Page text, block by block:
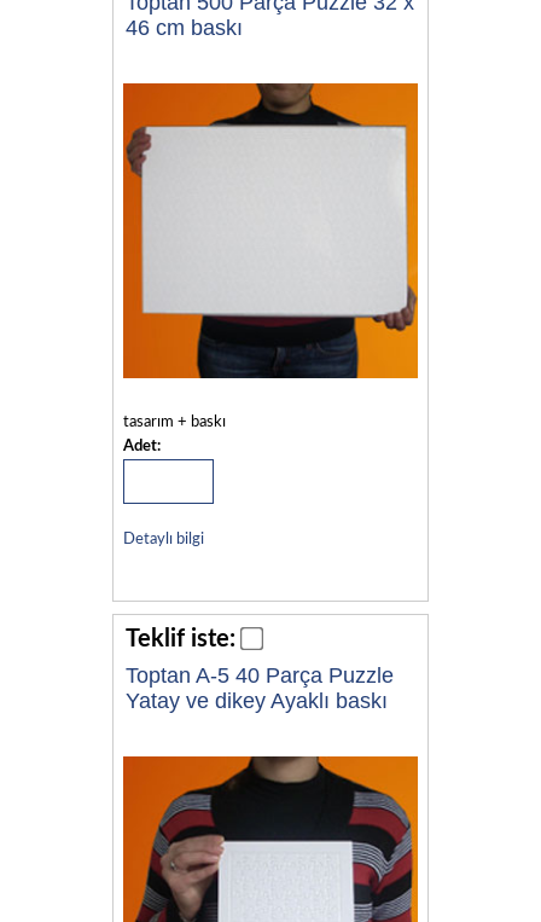
46 cm baskı
tasarım + baskı
Adet:
Detaylı bilgi
Teklif iste:
Toptan A-5 40 Parça Puzzle
Yatay ve dikey Ayaklı baskı